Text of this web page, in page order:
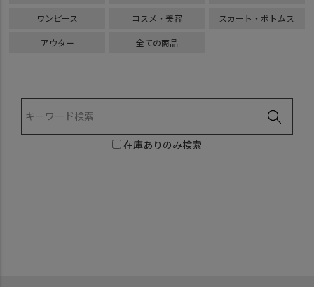
ワンピース コスメ・美容 スカート・ボトムス
アウター 全ての商品
在庫ありのみ検索